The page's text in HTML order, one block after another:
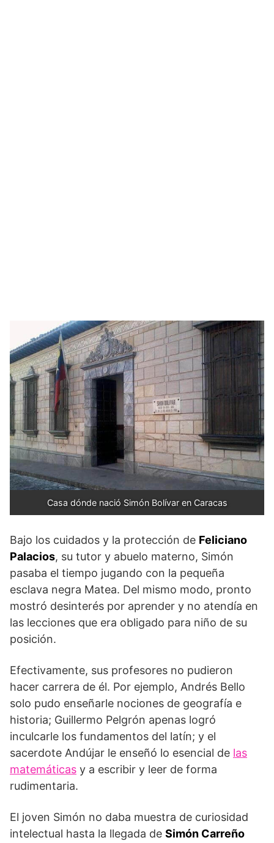
Casa dónde nació Simón Bolívar en Caracas
Bajo los cuidados y la protección de Feliciano
Palacios, su tutor y abuelo materno, Simón
pasaba el tiempo jugando con la pequeña
esclava negra Matea. Del mismo modo, pronto
mostró desinterés por aprender y no atendía en
las lecciones que era obligado para niño de su
posición.
Efectivamente, sus profesores no pudieron
hacer carrera de él. Por ejemplo, Andrés Bello
solo pudo enseñarle nociones de geografía e
historia; Guillermo Pelgrón apenas logró
inculcarle los fundamentos del latín; y el
sacerdote Andújar le enseñó lo esencial de las
matemáticas y a escribir y leer de forma
rudimentaria.
El joven Simón no daba muestra de curiosidad
intelectual hasta la llegada de Simón Carreño